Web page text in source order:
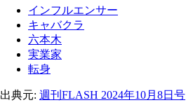
インフルエンサー
キャバクラ
六本木
実業家
転身
出典元: 週刊FLASH 2024年10月8日号